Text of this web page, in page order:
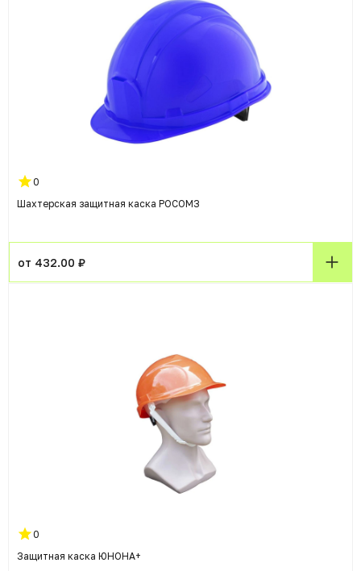
0
Шахтерская защитная каска РОСОМЗ
от 432.00 ₽
0
Защитная каска ЮНОНА+